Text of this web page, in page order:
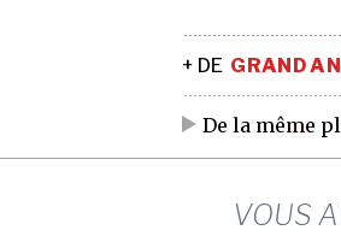
+ DE GRAND
De la même
VOUS